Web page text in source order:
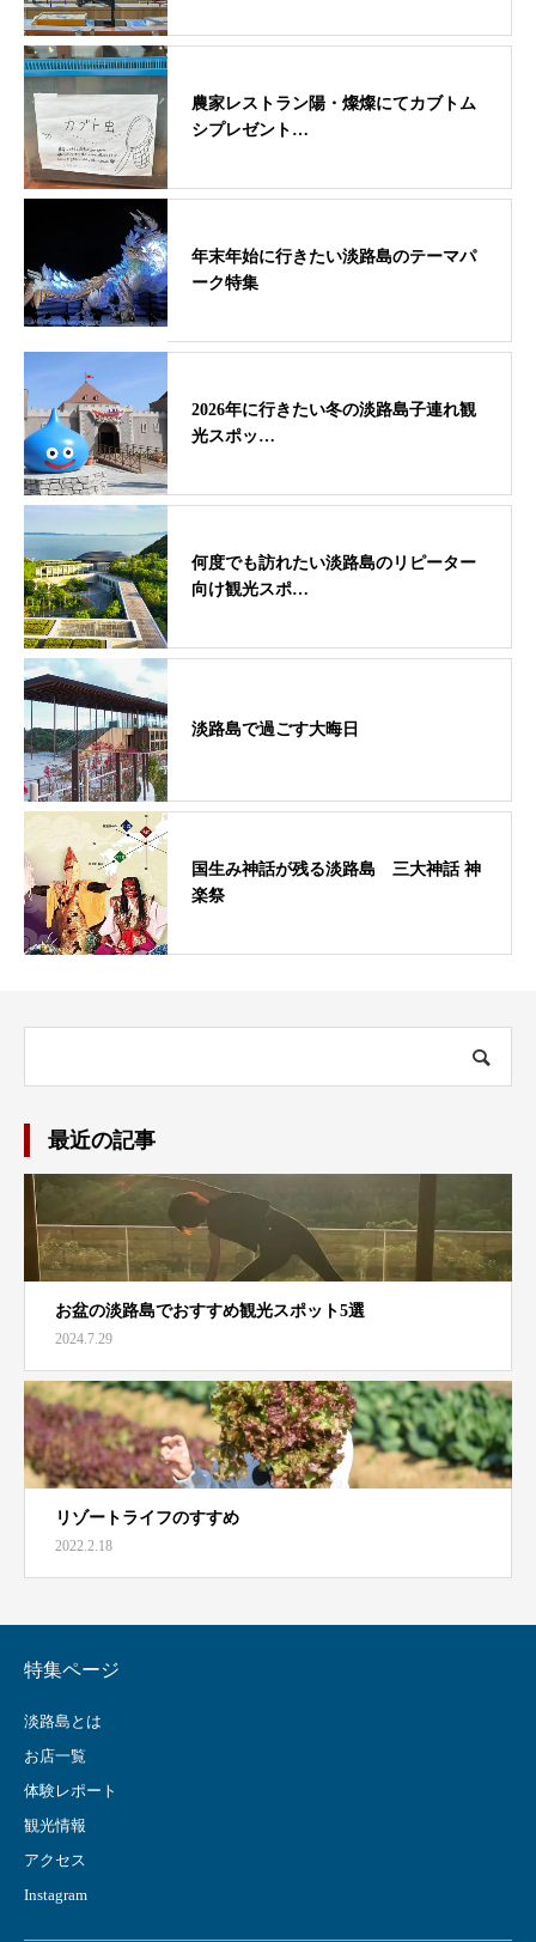
農家レストラン陽・燦燦にてカブトム
シプレゼント…
年末年始に行きたい淡路島のテーマパ
ーク特集
2026年に行きたい冬の淡路島子連れ観
光スポッ…
何度でも訪れたい淡路島のリピーター
向け観光スポ…
淡路島で過ごす大晦日
国生み神話が残る淡路島 三大神話 神
楽祭
最近の記事
お盆の淡路島でおすすめ観光スポット5選
2024.7.29
リゾートライフのすすめ
2022.2.18
特集ページ
淡路島とは
お店一覧
体験レポート
観光情報
アクセス
Instagram